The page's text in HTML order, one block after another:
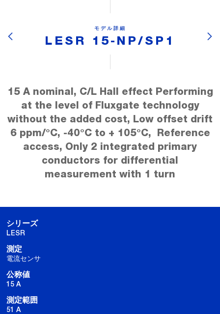
モデル詳細
LESR 15-NP/SP1
15 A nominal, C/L Hall effect Performing
at the level of Fluxgate technology
without the added cost, Low offset drift
6 ppm/°C, -40°C to + 105°C, Reference
access, Only 2 integrated primary
conductors for differential
measurement with 1 turn
シリーズ
LESR
測定
電流センサ
公称値
15 A
測定範囲
51 A